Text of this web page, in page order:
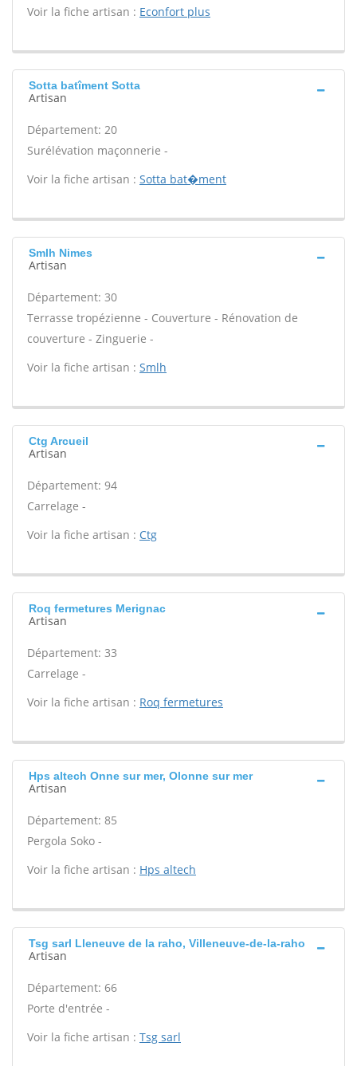
Voir la fiche artisan : Econfort plus
Sotta batîment Sotta
Artisan
Département: 20
Surélévation maçonnerie -
Voir la fiche artisan : Sotta bat�ment
Smlh Nimes
Artisan
Département: 30
Terrasse tropézienne - Couverture - Rénovation de
couverture - Zinguerie -
Voir la fiche artisan : Smlh
Ctg Arcueil
Artisan
Département: 94
Carrelage -
Voir la fiche artisan : Ctg
Roq fermetures Merignac
Artisan
Département: 33
Carrelage -
Voir la fiche artisan : Roq fermetures
Hps altech Onne sur mer, Olonne sur mer
Artisan
Département: 85
Pergola Soko -
Voir la fiche artisan : Hps altech
Tsg sarl Lleneuve de la raho, Villeneuve-de-la-raho
Artisan
Département: 66
Porte d'entrée -
Voir la fiche artisan : Tsg sarl